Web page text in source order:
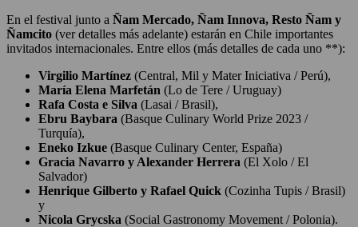
En el festival junto a Ñam Mercado, Ñam Innova, Resto Ñam y
Ñamcito (ver detalles más adelante) estarán en Chile importantes
invitados internacionales. Entre ellos (más detalles de cada uno **):
Virgilio Martínez (Central, Mil y Mater Iniciativa / Perú),
María Elena Marfetán (Lo de Tere / Uruguay)
Rafa Costa e Silva (Lasai / Brasil),
Ebru Baybara (Basque Culinary World Prize 2023 /
Turquía),
Eneko Izkue (Basque Culinary Center, España)
Gracia Navarro y Alexander Herrera (El Xolo / El
Salvador)
Henrique Gilberto y Rafael Quick (Cozinha Tupis / Brasil)
y
Nicola Grycska (Social Gastronomy Movement / Polonia).